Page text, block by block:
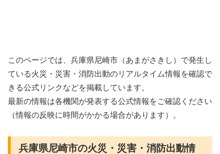
このページでは、兵庫県尼崎市（あまがさきし）で発生し
ている火災・災害・消防出動のリアルタイム情報を確認で
きる公式リンクなどを掲載しています。
最新の情報は各機関が発表する公式情報をご確認ください
（情報の反映に時間がかかる場合があります）。
兵庫県尼崎市の火災・災害・消防出動情